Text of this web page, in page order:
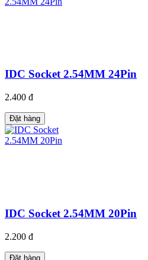
IDC Socket 2.54MM 24Pin
2.400 đ
Đặt hàng
IDC Socket 2.54MM 20Pin
2.200 đ
Đặt hàng